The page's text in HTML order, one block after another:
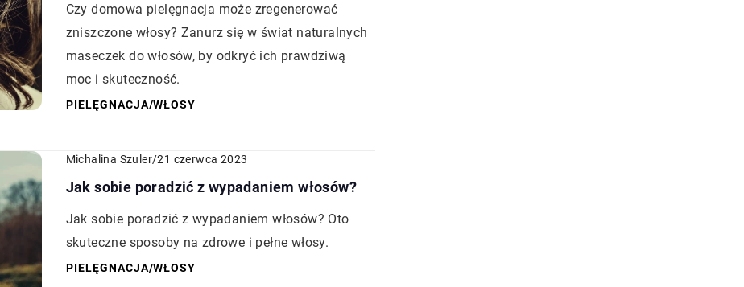
Czy domowa pielęgnacja może zregenerować
zniszczone włosy? Zanurz się w świat naturalnych
maseczek do włosów, by odkryć ich prawdziwą
moc i skuteczność.
PIELĘGNACJA/WŁOSY
Michalina Szuler/21 czerwca 2023
Jak sobie poradzić z wypadaniem włosów?
Jak sobie poradzić z wypadaniem włosów? Oto
skuteczne sposoby na zdrowe i pełne włosy.
PIELĘGNACJA/WŁOSY